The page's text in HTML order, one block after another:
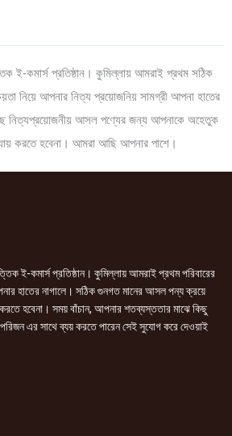
ই-কমার্স প্রতিষ্ঠান। কুমিল্লায় আমরাই প্রথম সঠিক
নিয়ে আপনার নিত্য প্রয়োজনিয় সামগ্রী আপনা হাতের
নিত্যপ্রয়োজনীয় আসল পণ্যের জন্য আপনাকে অহেতুক
করতে হবেনা। আমরা আছি আপনার পাশে।
ই-কমার্স প্রতিষ্ঠান। কুমিল্লায় আমরাই প্রথম পরিবারের
হাতের নাগালে। সঠিক গুনগত মানের আসল পন্য ক্রয়ে
হবেনা। সময় বাঁচান, আপনার শতব্যস্ততার মাঝে কিছু
এর সাথে ব্যয় করতে পারেন সেই সুযোগ করে দেওয়াই